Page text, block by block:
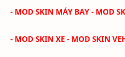
- MOD SKIN MÁY BAY - MOD
- MOD SKIN XE - MOD SKIN